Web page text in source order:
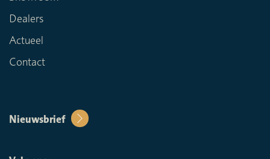
Dealers
Actueel
Contact
Nieuwsbrief